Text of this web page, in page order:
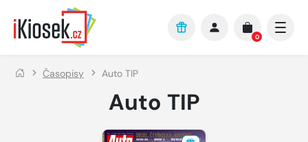
Přejít na hlavní obsah
0
Časopisy Auto TIP
Auto TIP